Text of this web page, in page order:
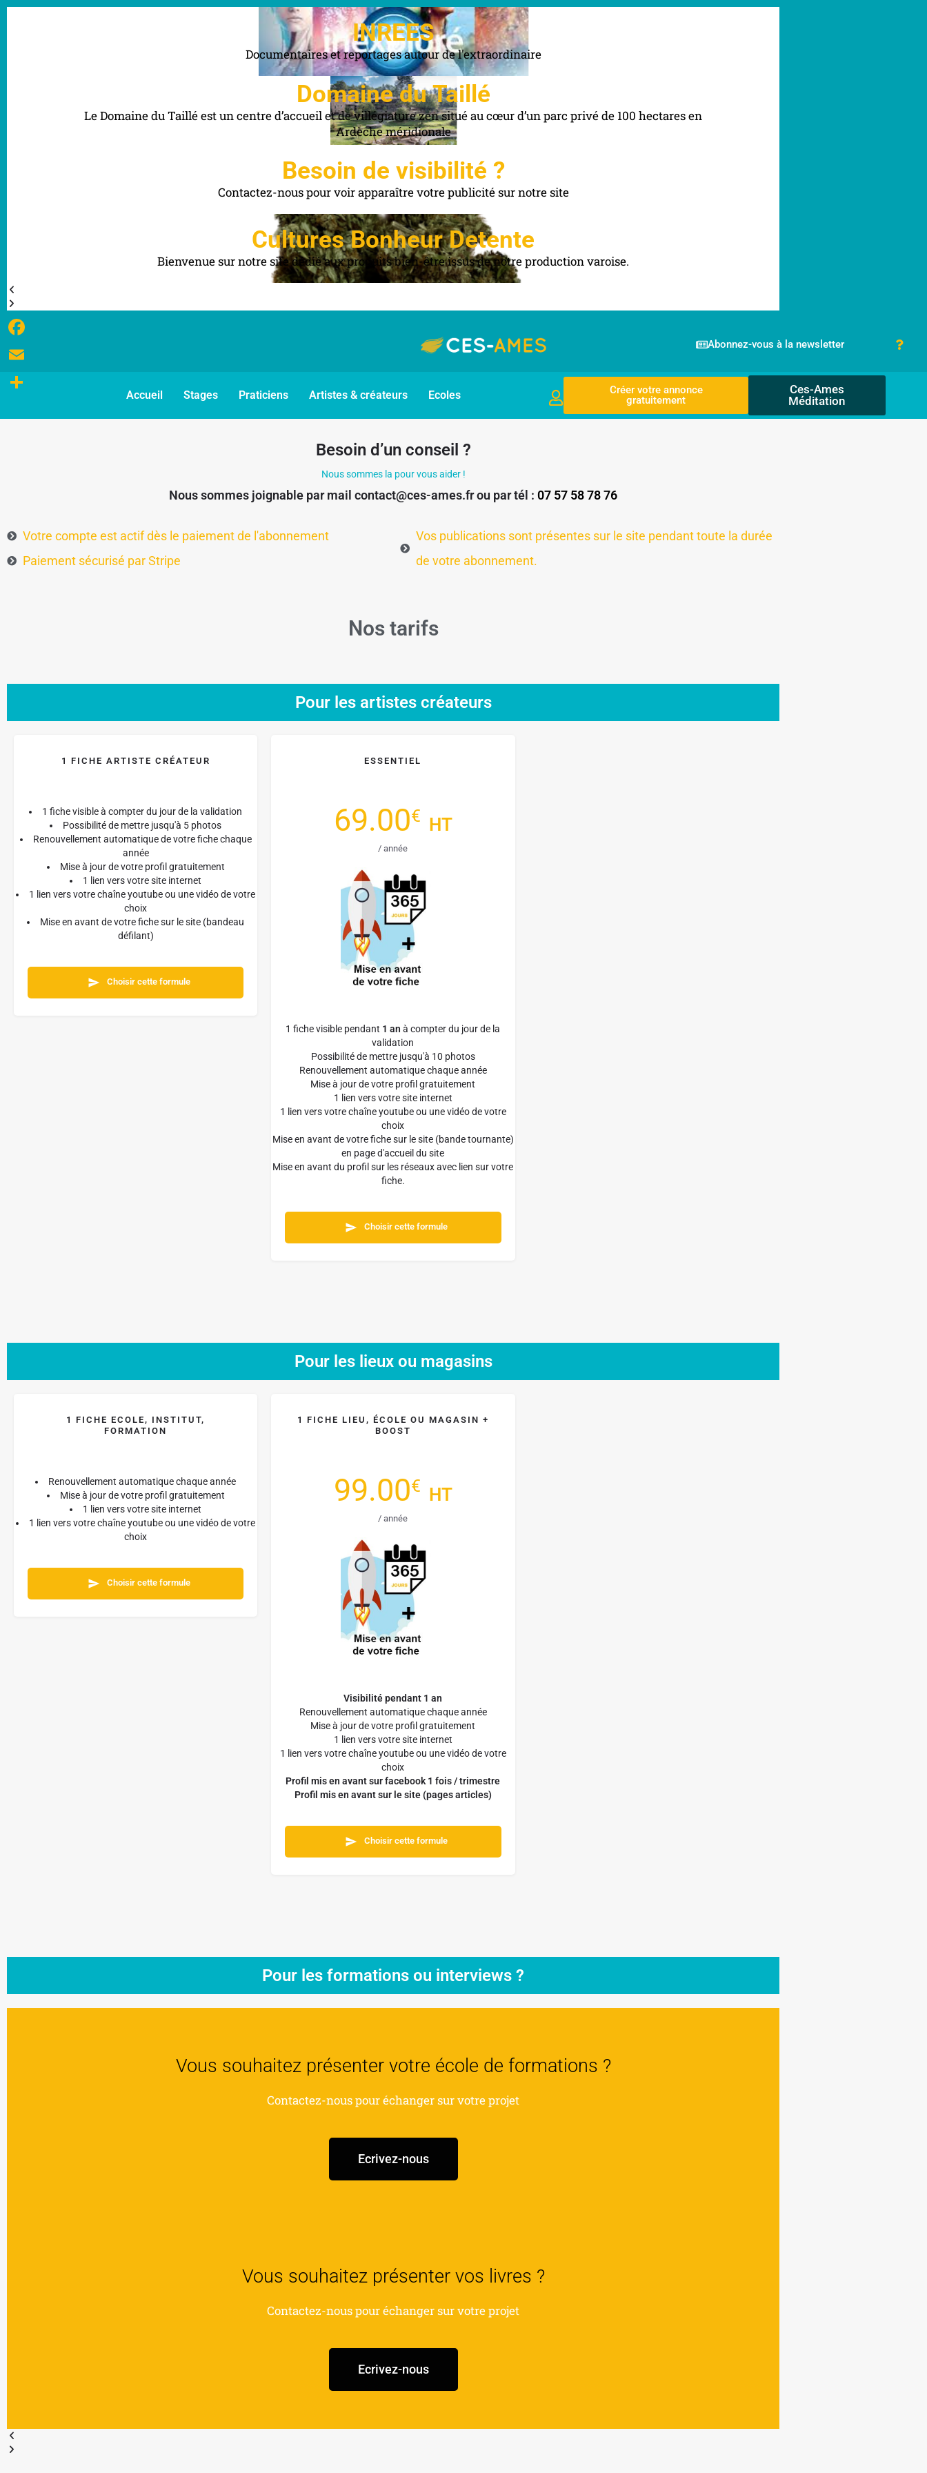
INREES
Documentaires et reportages autour de l'extraordinaire
Domaine du Taillé
Le Domaine du Taillé est un centre d’accueil et de villégiature zen situé au cœur d’un parc privé de 100 hectares en
Ardèche méridionale
Besoin de visibilité ?
Contactez-nous pour voir apparaître votre publicité sur notre site
Cultures Bonheur Detente
Bienvenue sur notre site dédié aux produits bien-être issus de notre production varoise.
Abonnez-vous à la newsletter
Accueil Stages Praticiens Artistes & créateurs Ecoles
Créer votre annonce
gratuitement
Ces-Ames
Méditation
Besoin d’un conseil ?
Nous sommes la pour vous aider !
Nous sommes joignable par mail contact@ces-ames.frou par tél : 07 57 58 78 76
Votre compte est actif dès le paiement de l'abonnement
Paiement sécurisé par Stripe
Vos publications sont présentes sur le site pendant toute la durée
de votre abonnement.
Nos tarifs
Pour les artistes créateurs
1 FICHE ARTISTE CRÉATEUR
1 fiche visible à compter du jour de la validation
Possibilité de mettre jusqu'à 5 photos
Renouvellement automatique de votre fiche chaque
année
Mise à jour de votre profil gratuitement
1 lien vers votre site internet
1 lien vers votre chaîne youtube ou une vidéo de votre
choix
Mise en avant de votre fiche sur le site (bandeau
défilant)
Choisir cette formule
ESSENTIEL
69.00€ HT
/ année
1 fiche visible pendant 1 anà compter du jour de la
validation
Possibilité de mettre jusqu'à 10 photos
Renouvellement automatique chaque année
Mise à jour de votre profil gratuitement
1 lien vers votre site internet
1 lien vers votre chaîne youtube ou une vidéo de votre
choix
Mise en avant de votre fiche sur le site (bande tournante)
en page d'accueil du site
Mise en avant du profil sur les réseaux avec lien sur votre
fiche.
Choisir cette formule
Pour les lieux ou magasins
1 FICHE ECOLE, INSTITUT,
FORMATION
Renouvellement automatique chaque année
Mise à jour de votre profil gratuitement
1 lien vers votre site internet
1 lien vers votre chaîne youtube ou une vidéo de votre
choix
Choisir cette formule
1 FICHE LIEU, ÉCOLE OU MAGASIN +
BOOST
99.00€ HT
/ année
Visibilité pendant 1 an
Renouvellement automatique chaque année
Mise à jour de votre profil gratuitement
1 lien vers votre site internet
1 lien vers votre chaîne youtube ou une vidéo de votre
choix
Profil mis en avant sur facebook 1 fois / trimestre
Profil mis en avant sur le site (pages articles)
Choisir cette formule
Pour les formations ou interviews ?
Vous souhaitez présenter votre école de formations ?
Contactez-nous pour échanger sur votre projet
Ecrivez-nous
Vous souhaitez présenter vos livres ?
Contactez-nous pour échanger sur votre projet
Ecrivez-nous
Facebook
Email